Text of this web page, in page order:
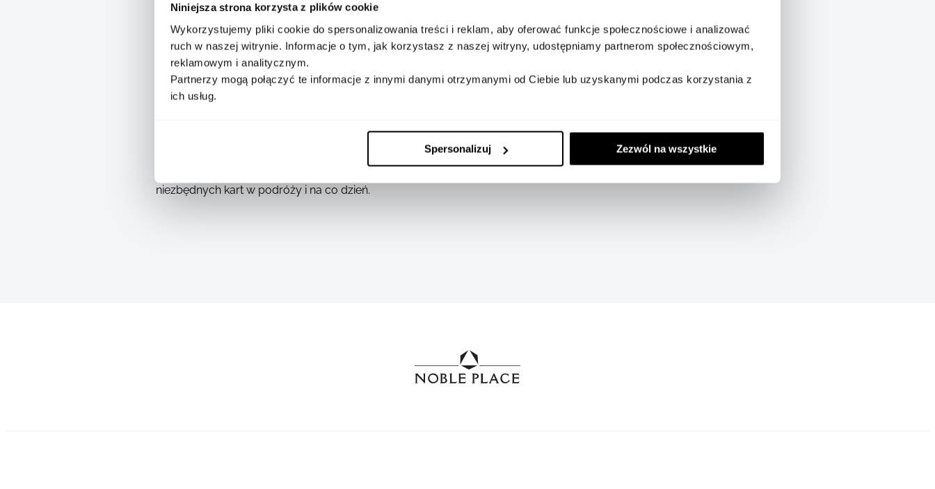
Niniejsza strona korzysta z plików cookie
Wykorzystujemy pliki cookie do spersonalizowania treści i reklam, aby oferować funkcje społecznościowe i analizować
ruch w naszej witrynie. Informacje o tym, jak korzystasz z naszej witryny, udostępniamy partnerom społecznościowym,
reklamowym i analitycznym.
Partnerzy mogą połączyć te informacje z innymi danymi otrzymanymi od Ciebie lub uzyskanymi podczas korzystania z
ich usług.
Spersonalizuj Zezwól na wszystkie
który łączy praktyczność z wyrafinowanym stylem. Jego smukła forma została zaprojektowana z myślą o codziennym
użytkowaniu, oferując miejsce na pięć kart kredytowych. Dzięki starannemu wykończeniu i ikonie Montblanc na froncie,
niezbędnych kart w podróży i na co dzień.